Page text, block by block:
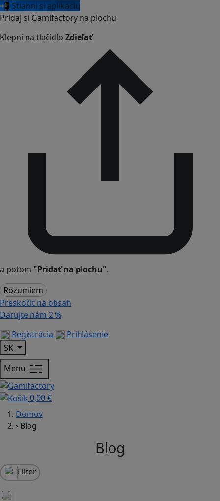
📲 Stiahni si aplikáciu
Pridaj si Gamifactory na plochu
Klepni na tlačidlo Zdieľať
a potom "Pridať na plochu".
Rozumiem
Preskočiť na obsah
Darujte nám 2 %
Registrácia
Prihlásenie
SK
Menu
0,00 €
Domov
› Blog
Blog
Filter